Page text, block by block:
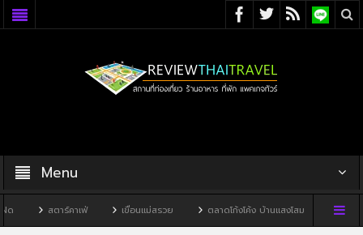
Menu
สตาร์คาเฟ่ เขื่อนแม่สรวย ตลาดโก้งโค้ง บ้านแสงโสม ทิวผาคา